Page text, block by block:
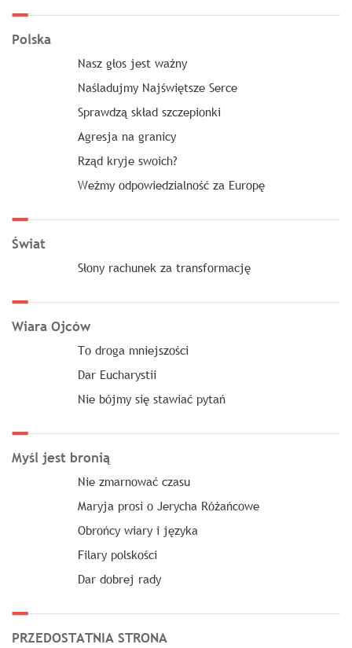
Polska
Nasz głos jest ważny
Naśladujmy Najświętsze Serce
Sprawdzą skład szczepionki
Agresja na granicy
Rząd kryje swoich?
Weźmy odpowiedzialność za Europę
Świat
Słony rachunek za transformację
Wiara Ojców
To droga mniejszości
Dar Eucharystii
Nie bójmy się stawiać pytań
Myśl jest bronią
Nie zmarnować czasu
Maryja prosi o Jerycha Różańcowe
Obrońcy wiary i języka
Filary polskości
Dar dobrej rady
PRZEDOSTATNIA STRONA